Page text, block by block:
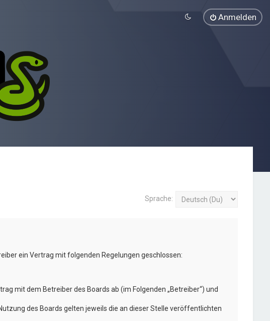
Anmelden
Sprache:
ein Vertrag mit folgenden Regelungen geschlossen:
mit dem Betreiber des Boards ab (im Folgenden „Betreiber“) und
des Boards gelten jeweils die an dieser Stelle veröffentlichten